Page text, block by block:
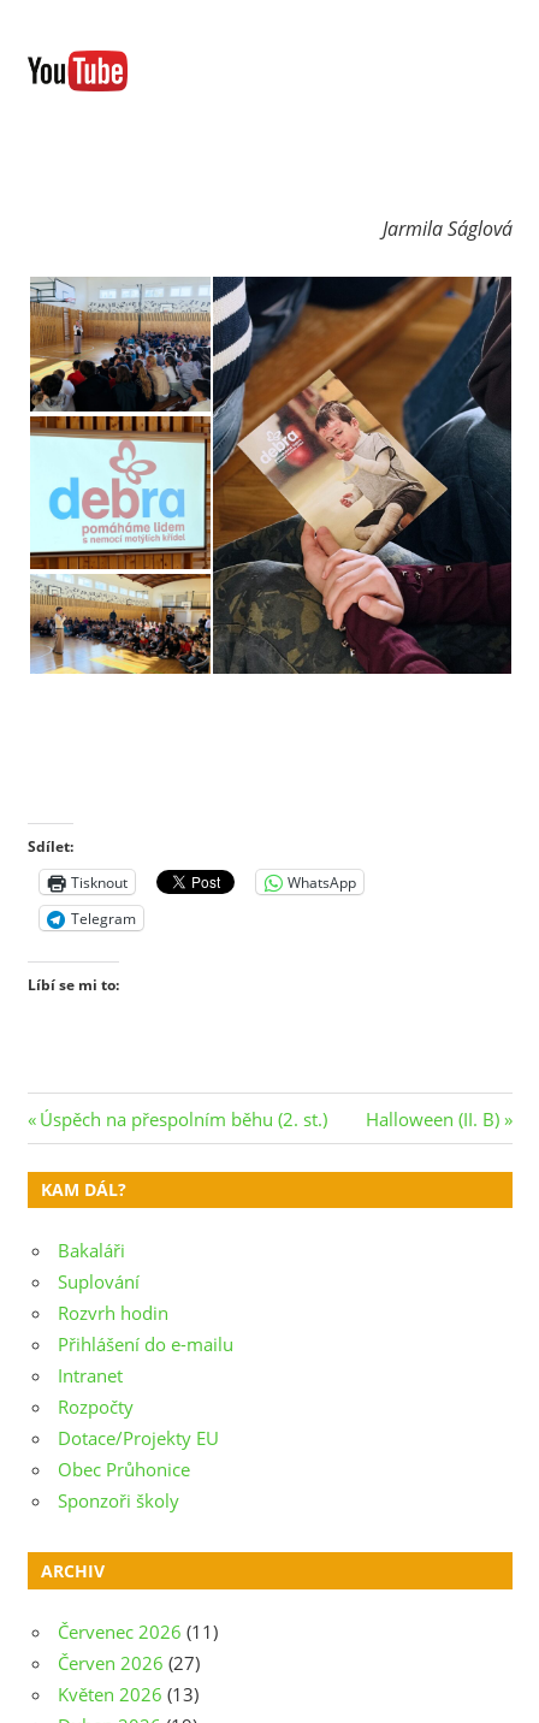
Jarmila Ságlová
Sdílet:
Tisknout
WhatsApp
Telegram
Líbí se mi to:
Navigace
pro
příspěvek
Previous
Post:
Úspěch na přespolním běhu (2. st.)
Next
Post:
Halloween (II. B)
KAM DÁL?
Bakaláři
Suplování
Rozvrh hodin
Přihlášení do e-mailu
Intranet
Rozpočty
Dotace/Projekty EU
Obec Průhonice
Sponzoři školy
ARCHIV
Červenec 2026 (11)
Červen 2026 (27)
Květen 2026 (13)